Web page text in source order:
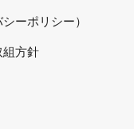
ーポリシー）
組方針